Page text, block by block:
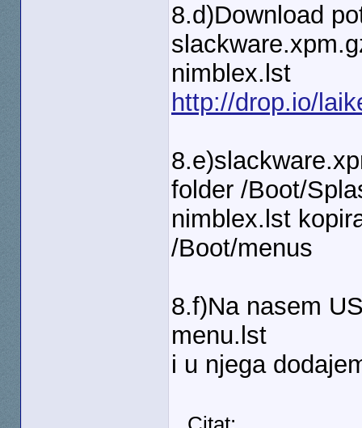
8.d)Download
nimblex.lst
http://drop.io/
folder /Boot/
nimblex.lst
/Boot/menus
8.f)Na nasem
menu.lst
i u njega